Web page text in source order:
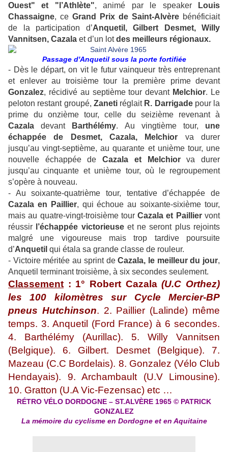
Ouest" et "l’Athlète", animé par le speaker
Louis
Chassaigne, ce Grand Prix de Saint-Alvère bénéficiait
de la participation d’Anquetil, Gilbert Desmet, Willy
Vannitsen, Cazala et d’un lotdes meilleurs régionaux.
Passage d'Anquetil sous la porte fortifiée
- Dès le départ, on vit le futur vainqueur très entreprenant
et enlever au troisième tour la première prime devant
Gonzalez, récidivé au septième tour devant Melchior. Le
peloton restant groupé, Zanetiréglait R. Darrigadepour la
prime du onzième tour, celle du seizième revenant à
Cazala devant Barthélémy. Au vingtième tour, une
échappée de Desmet, Cazala, Melchior va durer
jusqu’au vingt-septième, au quarante et unième tour, une
nouvelle échappée deCazala et Melchiorva durer
jusqu’au cinquante et unième tour, où le regroupement
s’opère à nouveau.
- Au soixante-quatrième tour, tentative d’échappée de
Cazala en Paillier, qui échoue au soixante-sixième tour,
mais au quatre-vingt-troisième tourCazala et Pailliervont
réussir
l’échappée victorieuseet ne seront plus rejoints
malgré une vigoureuse mais trop tardive poursuite
d’Anquetil qui étala sa grande classe de rouleur.
- Victoire méritée au sprint deCazala, le meilleur du jour,
Anquetil terminant troisième, à six secondes seulement.
Classement : 1° Robert Cazala(U.C Orthez)
les 100 kilomètres sur Cycle Mercier-BP
pneus Hutchinson. 2. Paillier (Lalinde) même
temps. 3. Anquetil (Ford France) à 6 secondes.
4. Barthélémy (Aurillac). 5. Willy Vannitsen
(Belgique). 6. Gilbert. Desmet (Belgique). 7.
Mazeau (C.C Bordelais). 8. Gonzalez (Vélo Club
Hendayais). 9. Archambault (U.V Limousine).
10. Gratton (U.A Vic-Fezensac) etc …
RÉTRO VÉLO DORDOGNE – ST.ALVÈRE 1965 © PATRICK
GONZALEZ
La mémoire du cyclisme en Dordogne et en Aquitaine